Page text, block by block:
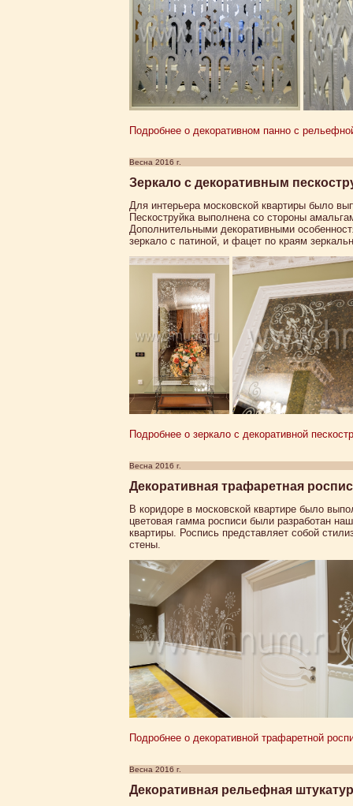
Подробнее о декоративном панно с
Весна 2016 г.
Зеркало с декоративным
Для интерьера московской квартиры было
Пескоструйка выполнена со стороны
Дополнительными декоративными
зеркало с патиной, и фацет по краям
Подробнее о зеркало с декоративной
Весна 2016 г.
Декоративная трафаретная
В коридоре в московской квартире было
цветовая гамма росписи были разработан
квартиры. Роспись представляет собой
стены.
Подробнее о декоративной трафаретной
Весна 2016 г.
Декоративная рельефная